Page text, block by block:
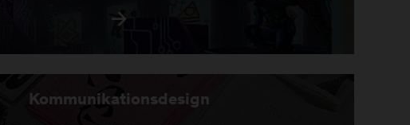
Kommunikationsdesign